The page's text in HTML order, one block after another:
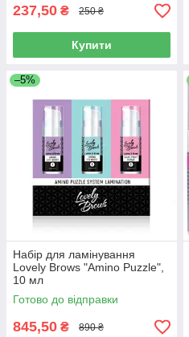
237,50 ₴ 250 ₴
Купити
–5%
Набір для ламінування
Lovely Brows "Amino Puzzle",
10 мл
Готово до відправки
845,50 ₴ 890 ₴